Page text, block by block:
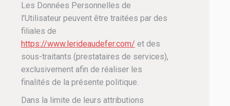
Les Données Personnelles de
l’Utilisateur peuvent être traitées par des
filiales de
https://www.lerideaudefer.com/ et des
sous-traitants (prestataires de services),
exclusivement afin de réaliser les
finalités de la présente politique.
Dans la limite de leurs attributions